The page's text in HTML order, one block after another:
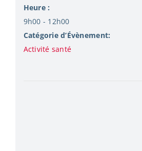
Heure :
9h00 - 12h00
Catégorie d’Évènement:
Activité santé